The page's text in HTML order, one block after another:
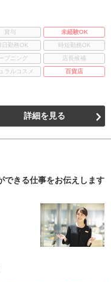
賞与
未経験OK
日勤務OK
時短勤務OK
プニング
店長候補
ラルコスメ 百貨店
詳細を見る
できる仕事をお伝えします